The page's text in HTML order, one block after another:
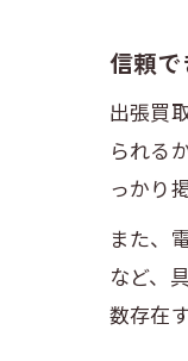
信頼
出張買
られる
っかり
また、
など、
数存在